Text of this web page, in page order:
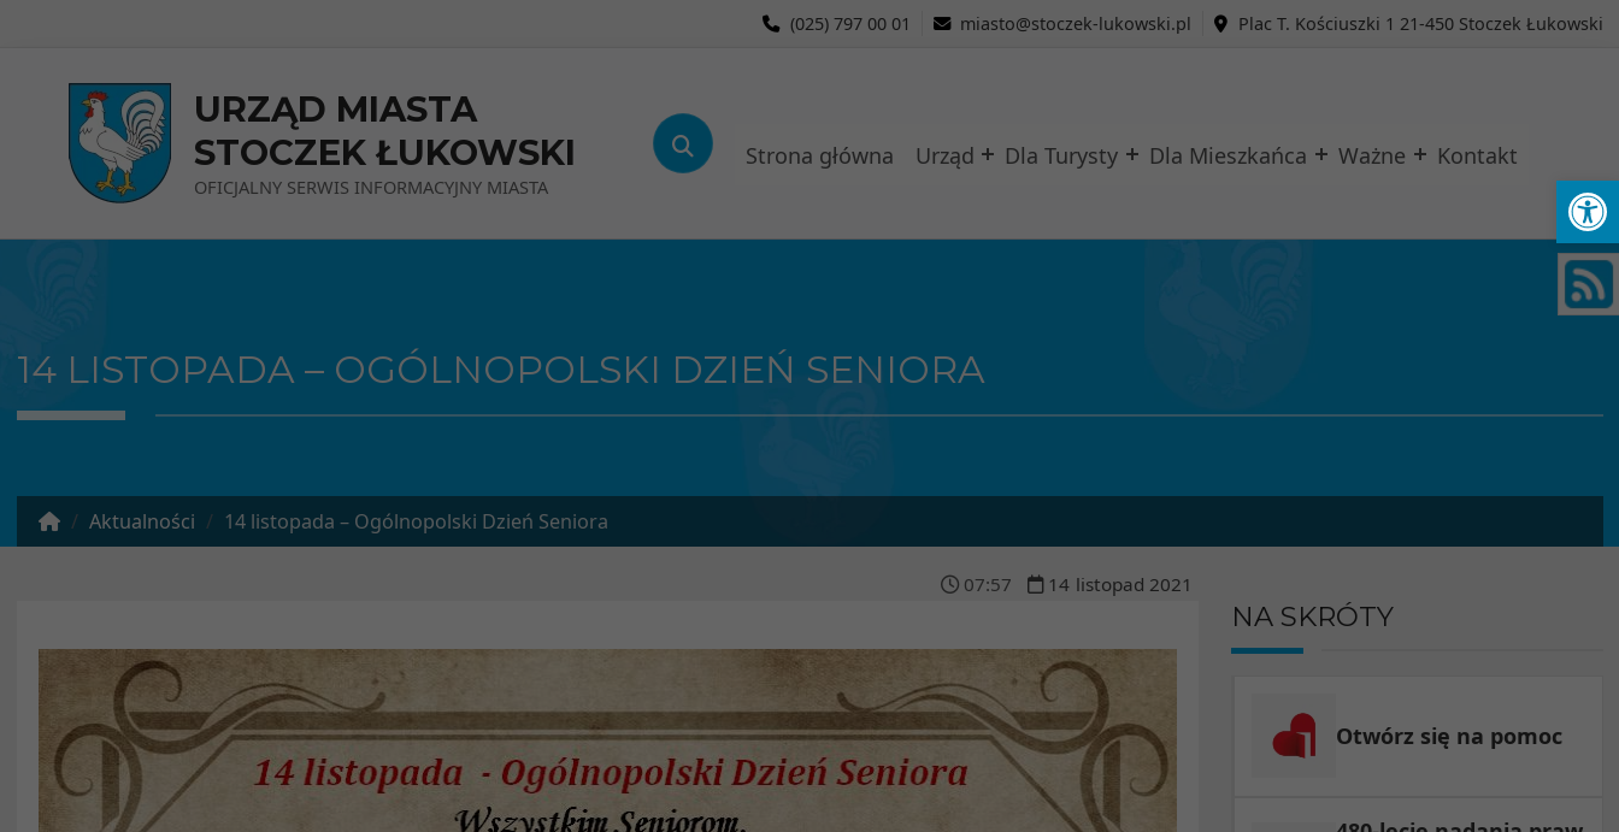
(025) 797 00 01 miasto@stoczek-lukowski.pl Plac T. Kościuszki 1 21-450 Stoczek Łukowski
URZĄD MIASTA
STOCZEK ŁUKOWSKI
OFICJALNY SERWIS INFORMACYJNY MIASTA
Strona główna Urząd Dla Turysty Dla Mieszkańca Ważne Kontakt
14 LISTOPADA – OGÓLNOPOLSKI DZIEŃ SENIORA
Aktualności 14 listopada – Ogólnopolski Dzień Seniora
07:57 14 listopad 2021
NA SKRÓTY
Otwórz się na pomoc